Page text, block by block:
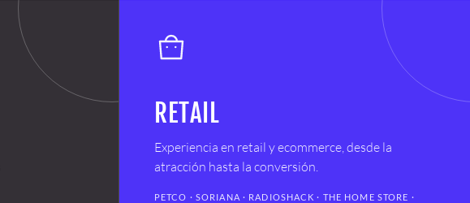
RETAIL
Experiencia en retail y ecommerce, desde la
atracción hasta la conversión.
PETCO · SORIANA · RADIOSHACK · THE HOME STORE ·